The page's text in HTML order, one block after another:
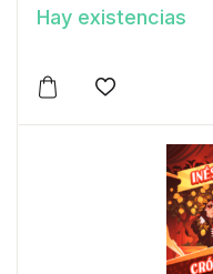
Hay existencias
Este producto tiene
Añadir a la